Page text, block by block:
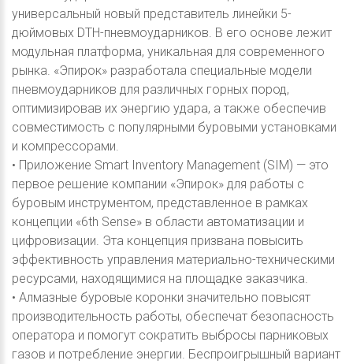
универсальный новый представитель линейки 5-
дюймовых DTH-пневмоударников. В его основе лежит
модульная платформа, уникальная для современного
рынка. «Эпирок» разработала специальные модели
пневмоударников для различных горных пород,
оптимизировав их энергию удара, а также обеспечив
совместимость с популярными буровыми установками
и компрессорами.
• Приложение Smart Inventory Management (SIM) — это
первое решение компании «Эпирок» для работы с
буровым инструментом, представленное в рамках
концепции «6th Sense» в области автоматизации и
цифровизации. Эта концепция призвана повысить
эффективность управления материально-техническими
ресурсами, находящимися на площадке заказчика.
• Алмазные буровые коронки значительно повысят
производительность работы, обеспечат безопасность
оператора и помогут сократить выбросы парниковых
газов и потребление энергии. Беспроигрышный вариант